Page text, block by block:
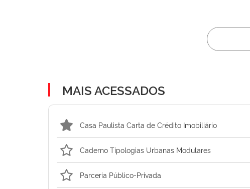
MAIS ACESSADOS
Casa Paulista Carta de Crédito Imobiliário
Caderno Tipologias Urbanas Modulares
Parceria Público-Privada